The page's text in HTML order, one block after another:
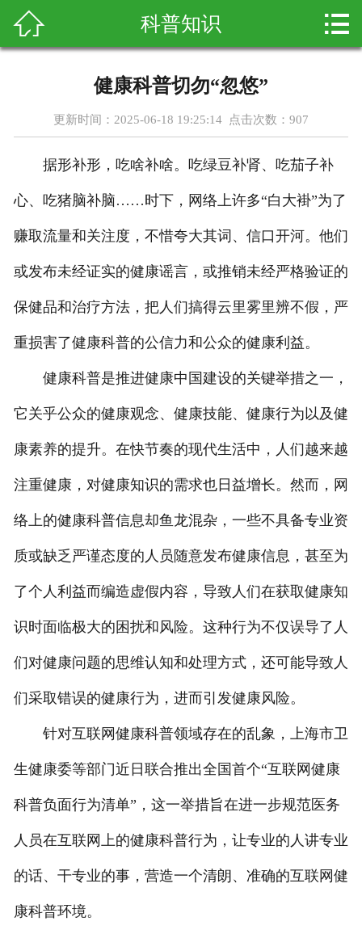
客户案例
科普知识
在线留言
联系我们
 科普知识 
健康科普切勿“忽悠”
更新时间：2025-06-18 19:25:14 点击次数： 907
据形补形，吃啥补啥。吃绿豆补肾、吃茄子补
心、吃猪脑补脑……时下，网络上许多“白大褂”为了
赚取流量和关注度，不惜夸大其词、信口开河。他们
或发布未经证实的健康谣言，或推销未经严格验证的
保健品和治疗方法，把人们搞得云里雾里辨不假，严
重损害了健康科普的公信力和公众的健康利益。
健康科普是推进健康中国建设的关键举措之一，
它关乎公众的健康观念、健康技能、健康行为以及健
康素养的提升。在快节奏的现代生活中，人们越来越
注重健康，对健康知识的需求也日益增长。然而，网
络上的健康科普信息却鱼龙混杂，一些不具备专业资
质或缺乏严谨态度的人员随意发布健康信息，甚至为
了个人利益而编造虚假内容，导致人们在获取健康知
识时面临极大的困扰和风险。这种行为不仅误导了人
们对健康问题的思维认知和处理方式，还可能导致人
们采取错误的健康行为，进而引发健康风险。
针对互联网健康科普领域存在的乱象，上海市卫
生健康委等部门近日联合推出全国首个“互联网健康
科普负面行为清单”，这一举措旨在进一步规范医务
人员在互联网上的健康科普行为，让专业的人讲专业
的话、干专业的事，营造一个清朗、准确的互联网健
康科普环境。